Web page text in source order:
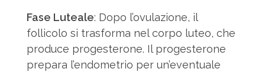
Fase Luteale: Dopo l’ovulazione, il
follicolo si trasforma nel corpo luteo, che
produce progesterone. Il progesterone
prepara l’endometrio per un’eventuale